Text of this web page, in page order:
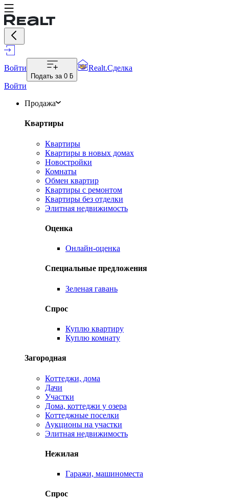
Войти
Подать за 0 ƃ
Realt.Сделка
Войти
Продажа
Квартиры
Квартиры
Квартиры в новых домах
Новостройки
Комнаты
Обмен квартир
Квартиры с ремонтом
Квартиры без отделки
Элитная недвижимость
Оценка
Онлайн-оценка
Специальные предложения
Зеленая гавань
Спрос
Куплю квартиру
Куплю комнату
Загородная
Коттеджи, дома
Дачи
Участки
Дома, коттеджи у озера
Коттеджные поселки
Аукционы на участки
Элитная недвижимость
Нежилая
Гаражи, машиноместа
Спрос